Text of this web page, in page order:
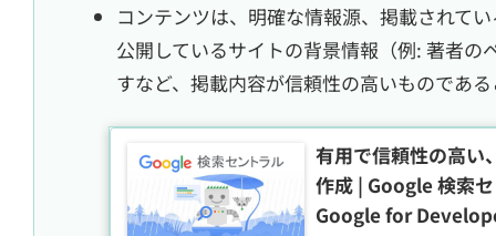
コンテンツは、明確な情報源、掲載されて
公開しているサイトの背景情報（例: 著者
すなど、掲載内容が信頼性の高いものであ
有用で信頼性の高い
作成 | Google 検索
Google for